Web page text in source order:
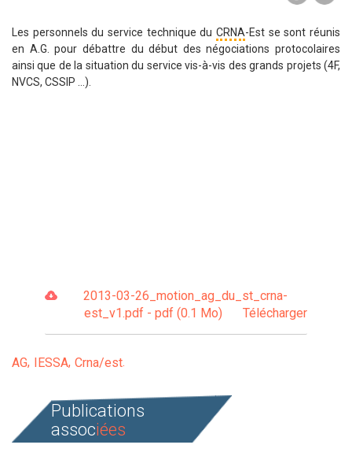
Les personnels du service technique du CRNA-Est se sont réunis
en A.G. pour débattre du début des négociations protocolaires
ainsi que de la situation du service vis-à-vis des grands projets (4F,
NVCS, CSSIP …).
2013-03-26_motion_ag_du_st_crna-
est_v1.pdf - pdf (0.1 Mo)
Télécharger
AG IESSA Crna/est
Publications
associées